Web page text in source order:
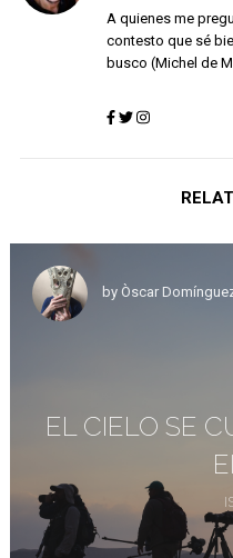
A quienes me
contesto que sé
busco (Michel de
by Òscar
EL CIELO SE